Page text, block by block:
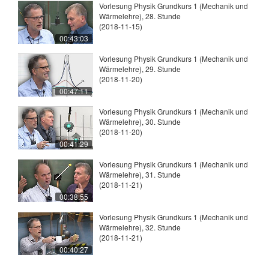
00:43:03
Vorlesung Physik Grundkurs 1 (Mechanik und
Wärmelehre), 28. Stunde
(2018-11-15)
00:47:11
Vorlesung Physik Grundkurs 1 (Mechanik und
Wärmelehre), 29. Stunde
(2018-11-20)
00:41:29
Vorlesung Physik Grundkurs 1 (Mechanik und
Wärmelehre), 30. Stunde
(2018-11-20)
00:38:55
Vorlesung Physik Grundkurs 1 (Mechanik und
Wärmelehre), 31. Stunde
(2018-11-21)
00:40:27
Vorlesung Physik Grundkurs 1 (Mechanik und
Wärmelehre), 32. Stunde
(2018-11-21)